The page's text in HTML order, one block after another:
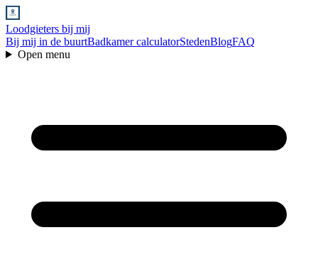
Loodgieters bij mij
Bij mij in de buurtBadkamer calculatorStedenBlogFAQ
Open menu